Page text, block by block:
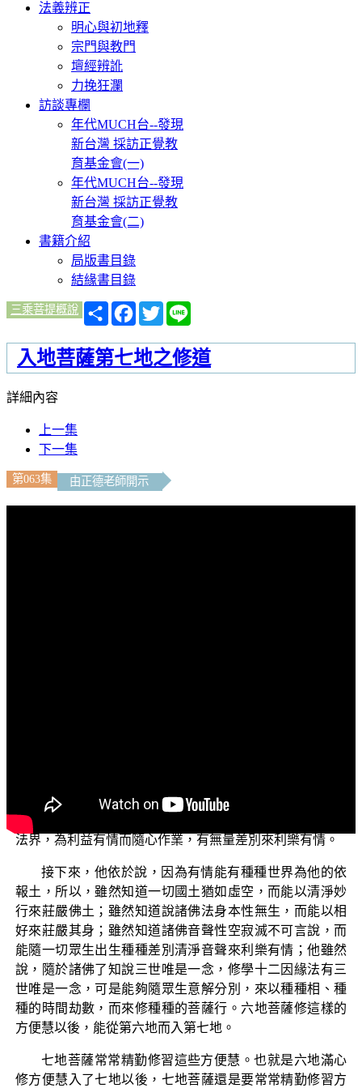
法義辨正
明心與初地釋
宗門與教門
壇經辨訛
力挽狂瀾
訪談專欄
年代MUCH台--發現
新台灣 採訪正覺教
育基金會(一)
年代MUCH台--發現
新台灣 採訪正覺教
育基金會(二)
書籍介紹
局版書目錄
結緣書目錄
三乘菩提概說
分
享
Facebook
Twitter
入地菩薩第七地之修道
詳細內容
上一集
下一集
第063集 由正德老師開示
聲聞緣覺都是捨掉法界，不再讓五蘊出生於三界中；六地
菩薩要修方便慧，他不能跟聲聞、緣覺一樣，所以依於諸
法界，為利益有情而隨心作業，有無量差別來利樂有情。
接下來，他依於說，因為有情能有種種世界為他的依
報土，所以，雖然知道一切國土猶如虛空，而能以清淨妙
行來莊嚴佛土；雖然知道說諸佛法身本性無生，而能以相
好來莊嚴其身；雖然知道諸佛音聲性空寂滅不可言說，而
能隨一切眾生出生種種差別清淨音聲來利樂有情；他雖然
說，隨於諸佛了知說三世唯是一念，修學十二因緣法有三
世唯是一念，可是能夠隨眾生意解分別，來以種種相、種
種的時間劫數，而來修種種的菩薩行。六地菩薩修這樣的
方便慧以後，能從第六地而入第七地。
七地菩薩常常精勤修習這些方便慧。也就是六地滿心
修方便慧入了七地以後，七地菩薩還是要常常精勤修習方